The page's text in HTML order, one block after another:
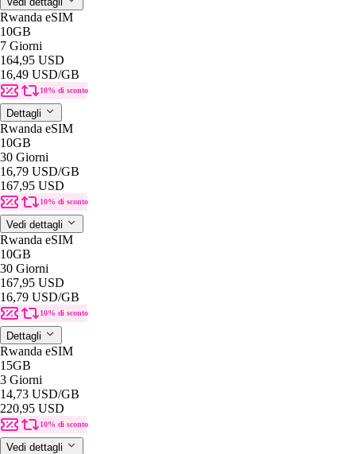
Rwanda eSIM
10GB
7 Giorni
164,95 USD
16,49 USD/GB
10% di sconto
Dettagli
Rwanda eSIM
10GB
30 Giorni
16,79 USD/GB
167,95 USD
10% di sconto
Vedi dettagli
Rwanda eSIM
10GB
30 Giorni
167,95 USD
16,79 USD/GB
10% di sconto
Dettagli
Rwanda eSIM
15GB
3 Giorni
14,73 USD/GB
220,95 USD
10% di sconto
Vedi dettagli